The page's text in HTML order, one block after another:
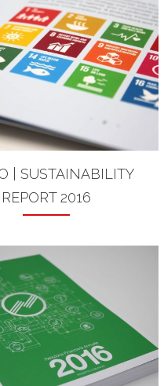
| SUSTAINABILITY
REPORT 2016